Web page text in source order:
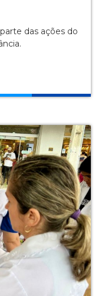
das ações do